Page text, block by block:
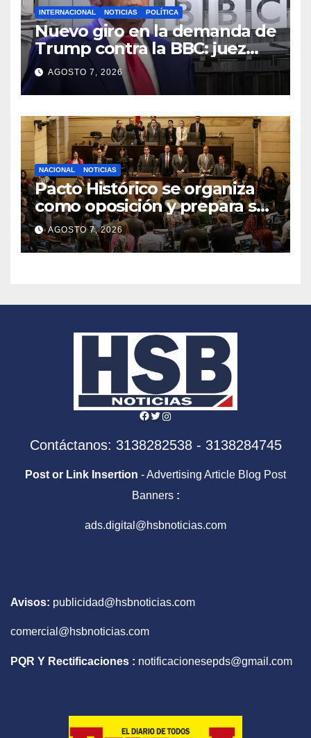
INTERNACIONAL NOTICIAS POLÍTICA
Nuevo giro en la demanda de
Trump contra la BBC: juez
congela entrega de registros
financieros
AGOSTO 7, 2026
NACIONAL NOTICIAS
Pacto Histórico se organiza
como oposición y prepara su
agenda frente al Gobierno
de Abelardo de la Espriella
AGOSTO 7, 2026
Facebook
Twitter
Instagram
Contáctanos: 3138282538 - 3138284745
Post or Link Insertion - Advertising Article Blog Post
Banners :
ads.digital@hsbnoticias.com
Avisos: publicidad@hsbnoticias.com
comercial@hsbnoticias.com
PQR Y Rectificaciones : notificacionesepds@gmail.com